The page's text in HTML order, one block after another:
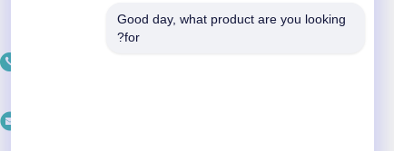
المنتجات
Good day, what product are you looking
for?